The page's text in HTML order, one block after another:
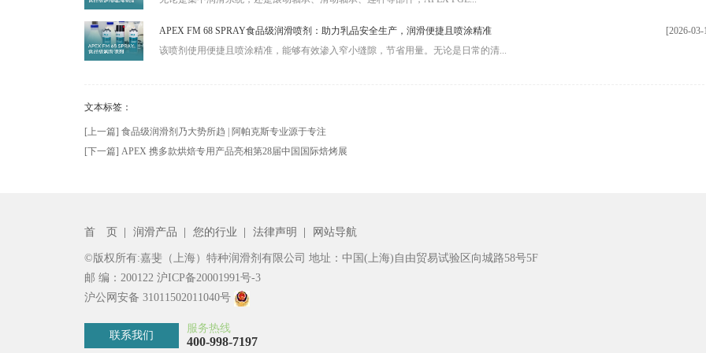
APEX FM 68 SPRAY食品级润滑喷剂：助力乳品安全生产，润滑便捷且喷涂精准
[2026-03-
该喷剂使用便捷且喷涂精准，能够有效渗入窄小缝隙，节省用量。无论是日常的清...
文本标签：
[上一篇] 食品级润滑剂乃大势所趋 | 阿帕克斯专业源于专注
[下一篇] APEX 携多款烘焙专用产品亮相第28届中国国际焙烤展
首 页 润滑产品 您的行业 法律声明 网站导航
©版权所有:嘉斐（上海）特种润滑剂有限公司 地址：中国(上海)自由贸易试验区向城路58号5F
邮 编：200122 沪ICP备20001991号-3
沪公网安备 31011502011040号
联系我们
服务热线
400-998-7197